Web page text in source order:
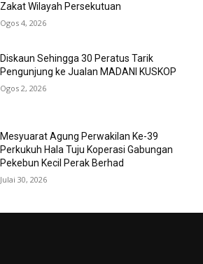
Zakat Wilayah Persekutuan
Ogos 4, 2026
Diskaun Sehingga 30 Peratus Tarik
Pengunjung ke Jualan MADANI KUSKOP
Ogos 2, 2026
Mesyuarat Agung Perwakilan Ke-39
Perkukuh Hala Tuju Koperasi Gabungan
Pekebun Kecil Perak Berhad
Julai 30, 2026